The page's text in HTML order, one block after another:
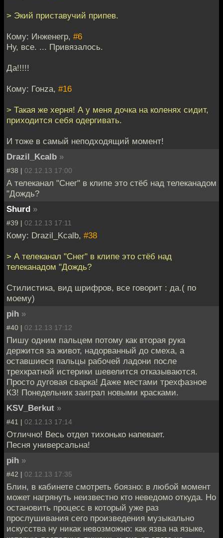
> Экий приставучий припев.
Кому: Инженегр, #6
Ну, все. ... Привязалось.
Да!!!!!
Кому: Гонzа, #16
> Такая же херня! А у меня дочка на коленях сидит,
приходится себя одергивать.
И тоже в самый неподходящий момент!
Drazil_Kcalb »
#38 | 02.12.13 17:00
А телеканал "Снег" в клипе это стёб над телеканадом
"Дождь?
Shurd »
#39 | 02.12.13 17:11
Кому: Drazil_Kcalb, #38
> А телеканал "Снег" в клипе это стёб над
телеканадом "Дождь?
Стилистика, вид шрифров, все говорит : да.( по
моему)
pih »
#40 | 02.12.13 17:12
Пишу одним пальцем потому как вторая рука
держится за живот, надорванный до смеха, а
оставшиеся пальцы рабочей ладони после
трехкратной истерики шевелится отказываются.
Просто дуговая сварка! Даже местами трехфазное
КЗ! Понедельник заиграл новыми красками.
KSV_Berkut »
#41 | 02.12.13 17:14
Отлично! Весь отдел тихонько напевает.
Песня универсальна!
pih »
#42 | 02.12.13 17:35
Блин, в кабинете смотреть боязно: в любой момент
может нагрянуть неизвестно кто неведомо откуда. Но
остановить процесс в который уже раз
прослушивания сего произведения музыкально
искусства ну никак невозможно: как язва на языке,